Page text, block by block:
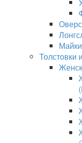
Майки
Толстовки